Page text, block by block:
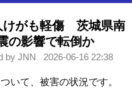
けがも軽傷 茨城県南
の影響で転倒か
by JNN 2026-06-16 22:38
いて、被害の状況です。